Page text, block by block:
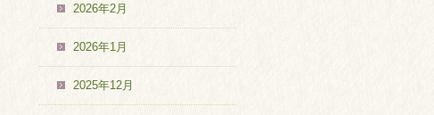
2026年2月
2026年1月
2025年12月